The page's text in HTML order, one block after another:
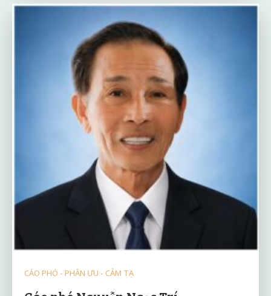
CÁO PHÓ - PHÂN ƯU - CẢM TẠ